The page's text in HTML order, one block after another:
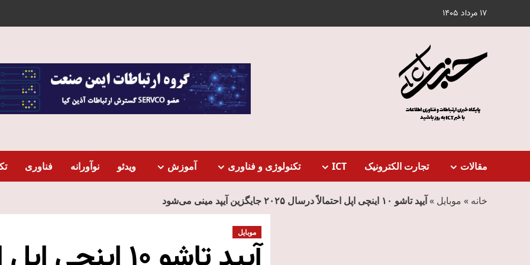
17 مرداد 1405
مقالات تجارت الکترونیک ICT تکنولوژی و فناوری آموزش ویدئو نوآورانه فناوری
خانه » موبایل »آیپد تاشو ۱۰ اینچی اپل احتمالاً درسال ۲۰۲۵ جایگزین آیپد مینی می‌شود
موبایل